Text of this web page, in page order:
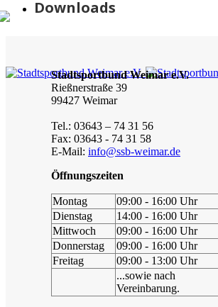
Downloads
Stadtsportbund Weimar e.V.
Rießnerstraße 39
99427 Weimar
Tel.: 03643 – 74 31 56
Fax: 03643 - 74 31 58
E-Mail: info@ssb-weimar.de
Öffnungszeiten
Montag
09:00 - 16:00 Uhr
Dienstag
14:00 - 16:00 Uhr
Mittwoch
09:00 - 16:00 Uhr
Donnerstag
09:00 - 16:00 Uhr
Freitag
09:00 - 13:00 Uhr
...sowie nach
Vereinbarung.